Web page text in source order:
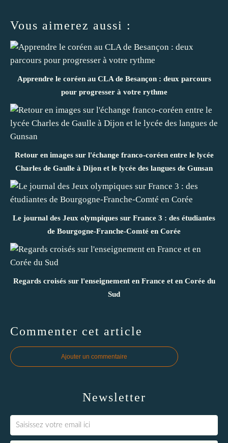
Vous aimerez aussi :
Apprendre le coréen au CLA de Besançon : deux parcours
pour progresser à votre rythme
Retour en images sur l'échange franco-coréen entre le lycée
Charles de Gaulle à Dijon et le lycée des langues de Gunsan
Le journal des Jeux olympiques sur France 3 : des étudiantes
de Bourgogne-Franche-Comté en Corée
Regards croisés sur l'enseignement en France et en Corée du
Sud
Commenter cet article
Ajouter un commentaire
Newsletter